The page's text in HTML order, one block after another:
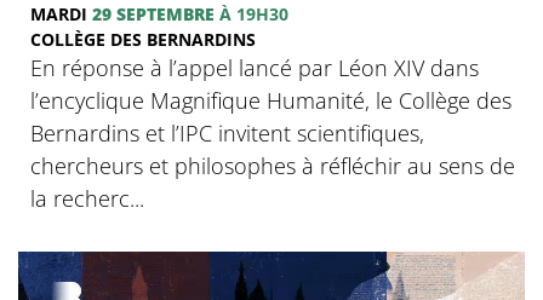
MARDI 29 SEPTEMBRE À 19H30
COLLÈGE DES BERNARDINS
En réponse à l’appel lancé par Léon XIV dans
l’encyclique Magnifique Humanité, le Collège des
Bernardins et l’IPC invitent scientifiques,
chercheurs et philosophes à réfléchir au sens de
la recherc...